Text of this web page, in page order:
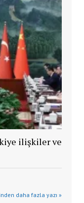
ilişkiler ve
daha fazla yazı »